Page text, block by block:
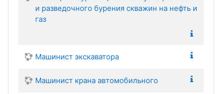
и разведочного бурения скважин на нефть и
газ
Машинист экскаватора
Машинист крана автомобильного